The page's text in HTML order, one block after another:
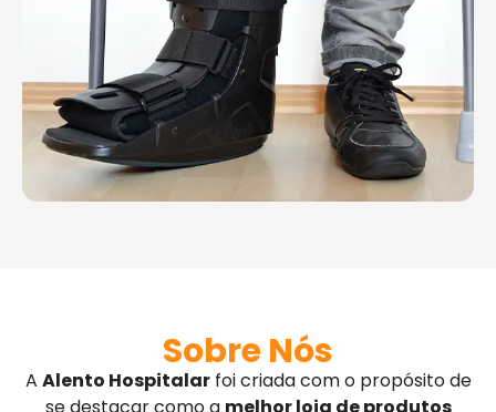
Sobre Nós
A Alento Hospitalarfoi criada com o propósito de